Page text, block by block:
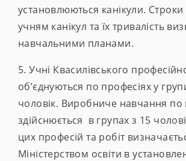
установлюються канікули.
учням канікул та їх тривалість
навчальними планами.
5. Учні Квасилівського
об’єднуються по професіях у
чоловік. Виробниче навчання по
здійснюється в групах з 15
цих професій та робіт
Міністерством освіти в